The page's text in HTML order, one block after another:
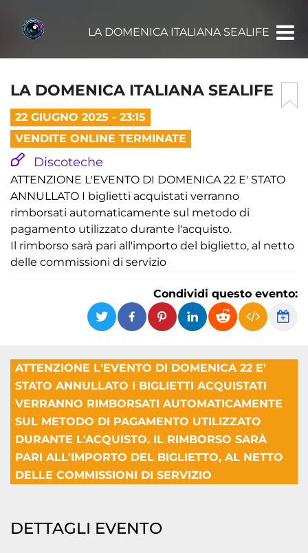
LA DOMENICA ITALIANA SEALIFE
LA DOMENICA ITALIANA SEALIFE
22 GIUGNO 2025 - 23:15
VENDITE ONLINE TERMINATE
Discoteche
ATTENZIONE L'EVENTO DI DOMENICA 22 E' STATO
ANNULLATO I biglietti acquistati verranno
rimborsati automaticamente sul metodo di
pagamento utilizzato durante l'acquisto.
Il rimborso sarà pari all'importo del biglietto, al netto
delle commissioni di servizio
Condividi questo evento:
ATTENZIONE L'EVENTO DI DOMENICA 22 E'
STATO ANNULLATO I BIGLIETTI ACQUISTATI
VERRANNO RIMBORSATI AUTOMATICAMENTE
SUL METODO DI PAGAMENTO UTILIZZATO
DURANTE L'ACQUISTO. IL RIMBORSO SARÀ
PARI ALL'IMPORTO DEL BIGLIETTO, AL NETTO
DELLE COMMISSIONI DI SERVIZIO
DETTAGLI EVENTO